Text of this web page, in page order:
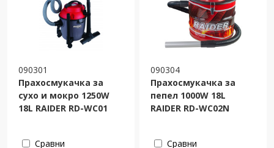
090301
Прахосмукачка за
сухо и мокро 1250W
18L RAIDER RD-WC01
Сравни
090304
Прахосмукачка за
пепел 1000W 18L
RAIDER RD-WC02N
Сравни